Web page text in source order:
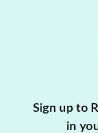
Sign up to
in